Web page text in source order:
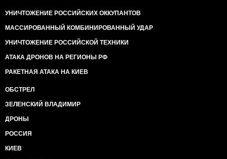
УНИЧТОЖЕНИЕ РОССИЙСКИХ ОККУПАНТОВ
МАССИРОВАННЫЙ КОМБИНИРОВАННЫЙ УДАР
УНИЧТОЖЕНИЕ РОССИЙСКОЙ ТЕХНИКИ
АТАКА ДРОНОВ НА РЕГИОНЫ РФ
РАКЕТНАЯ АТАКА НА КИЕВ
ОБСТРЕЛ
ЗЕЛЕНСКИЙ ВЛАДИМИР
ДРОНЫ
РОССИЯ
КИЕВ